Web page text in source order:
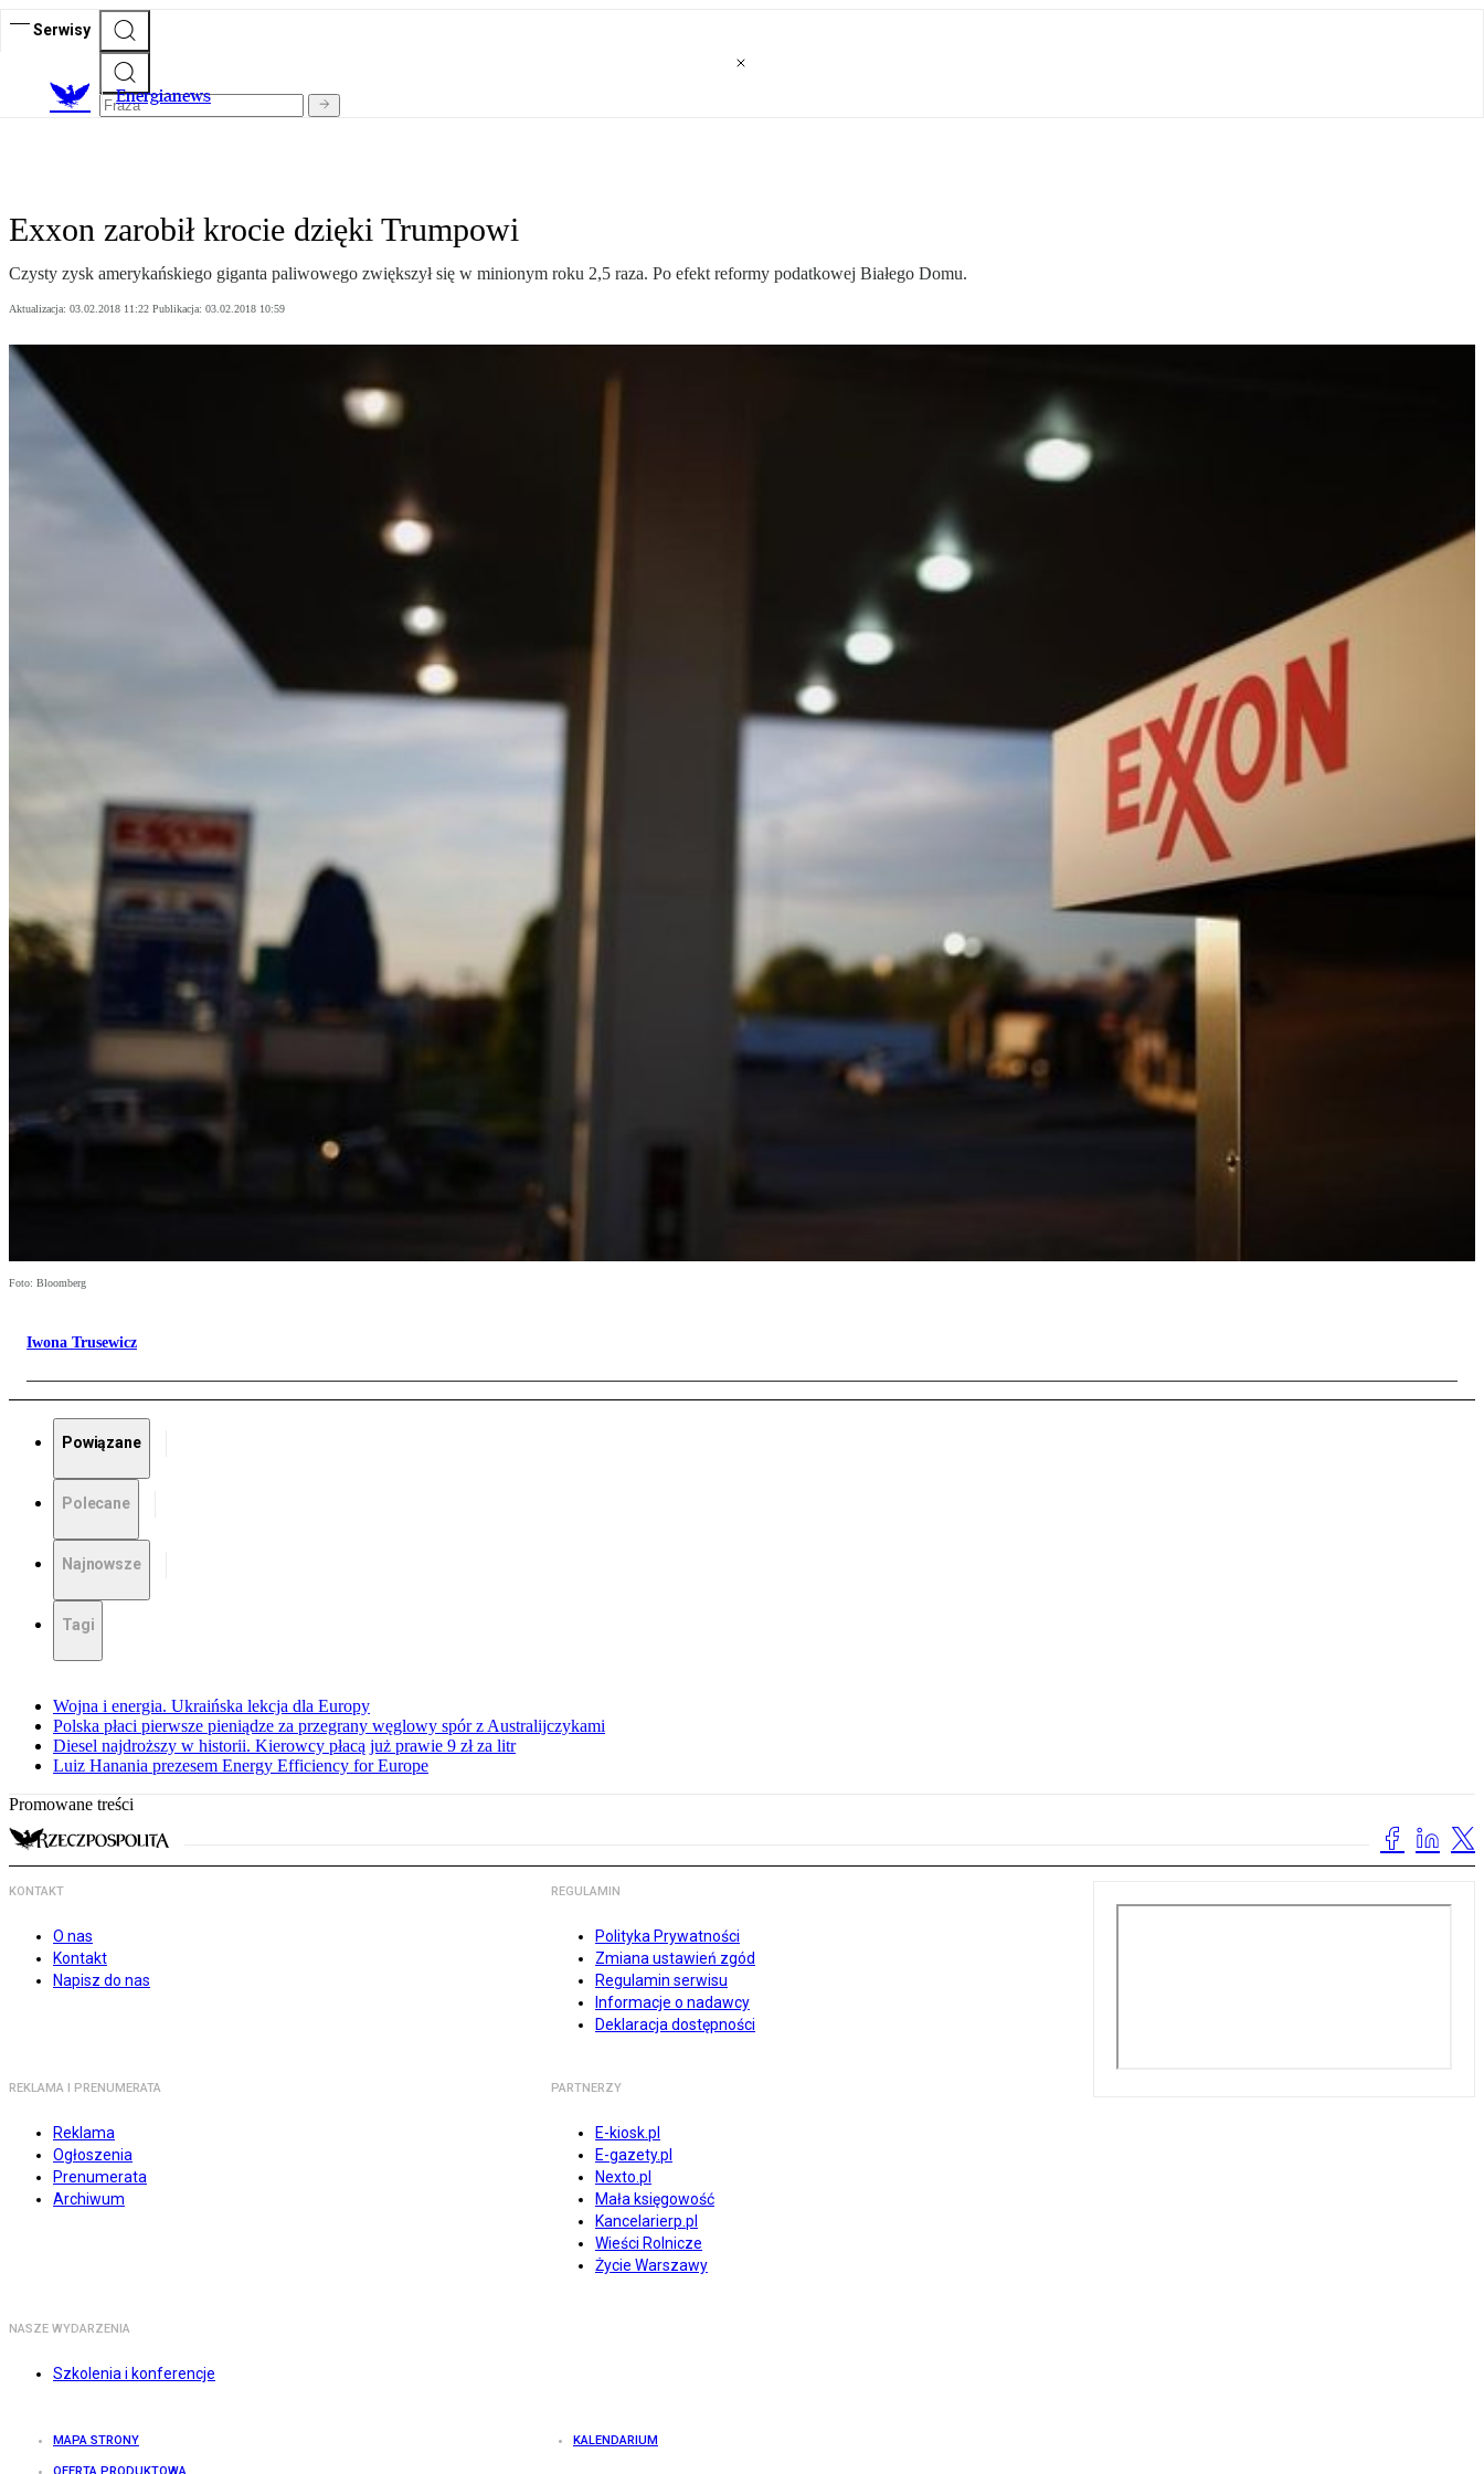
Serwisy
Energianews
Exxon zarobił krocie dzięki Trumpowi
Czysty zysk amerykańskiego giganta paliwowego zwiększył się w minionym roku 2,5 raza. Po efekt reformy podatkowej Białego Domu.
Aktualizacja: 03.02.2018 11:22 Publikacja: 03.02.2018 10:59
Foto: Bloomberg
Iwona Trusewicz
Powiązane
Polecane
Najnowsze
Tagi
Wojna i energia. Ukraińska lekcja dla Europy
Polska płaci pierwsze pieniądze za przegrany węglowy spór z Australijczykami
Diesel najdroższy w historii. Kierowcy płacą już prawie 9 zł za litr
Luiz Hanania prezesem Energy Efficiency for Europe
Promowane treści
KONTAKT
O nas
Kontakt
Napisz do nas
REGULAMIN
Polityka Prywatności
Zmiana ustawień zgód
Regulamin serwisu
Informacje o nadawcy
Deklaracja dostępności
REKLAMA I PRENUMERATA
Reklama
Ogłoszenia
Prenumerata
Archiwum
PARTNERZY
E-kiosk.pl
E-gazety.pl
Nexto.pl
Mała księgowość
Kancelarierp.pl
Wieści Rolnicze
Życie Warszawy
NASZE WYDARZENIA
Szkolenia i konferencje
MAPA STRONY KALENDARIUM